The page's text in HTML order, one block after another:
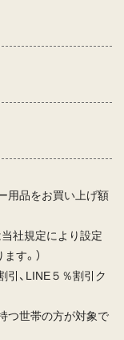
用品をお買い上げ額
社規定により設定
す。）
、LINE５％割引ク
つ世帯の方が対象で